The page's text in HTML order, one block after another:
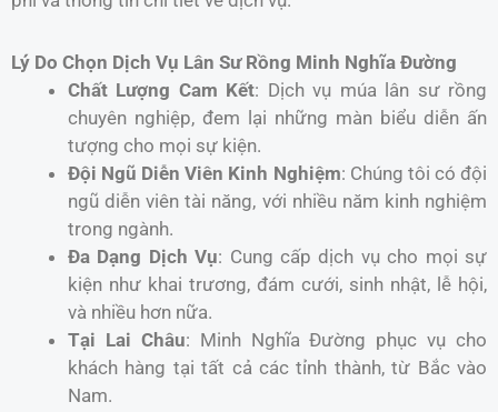
Lý Do Chọn Dịch Vụ Lân Sư Rồng Minh Nghĩa Đường
Chất Lượng Cam Kết: Dịch vụ múa lân sư rồng
chuyên nghiệp, đem lại những màn biểu diễn ấn
tượng cho mọi sự kiện.
Đội Ngũ Diễn Viên Kinh Nghiệm: Chúng tôi có đội
ngũ diễn viên tài năng, với nhiều năm kinh nghiệm
trong ngành.
Đa Dạng Dịch Vụ: Cung cấp dịch vụ cho mọi sự
kiện như khai trương, đám cưới, sinh nhật, lễ hội,
và nhiều hơn nữa.
Tại Lai Châu: Minh Nghĩa Đường phục vụ cho
khách hàng tại tất cả các tỉnh thành, từ Bắc vào
Nam.